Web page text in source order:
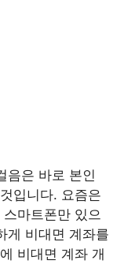
음은 바로 본인
입니다. 요즘은
마트폰만 있으
게 비대면 계좌를
비대면 계좌 개